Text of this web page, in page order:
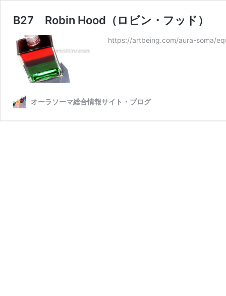
B27 Robin Hood（ロビン・フッド）
https://artbeing.com/aura-soma/
オーラソーマ総合情報サイト・ブログ